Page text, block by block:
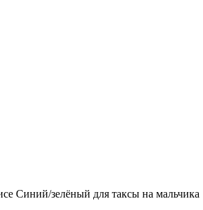
Синий/зелёный для таксы на мальчика